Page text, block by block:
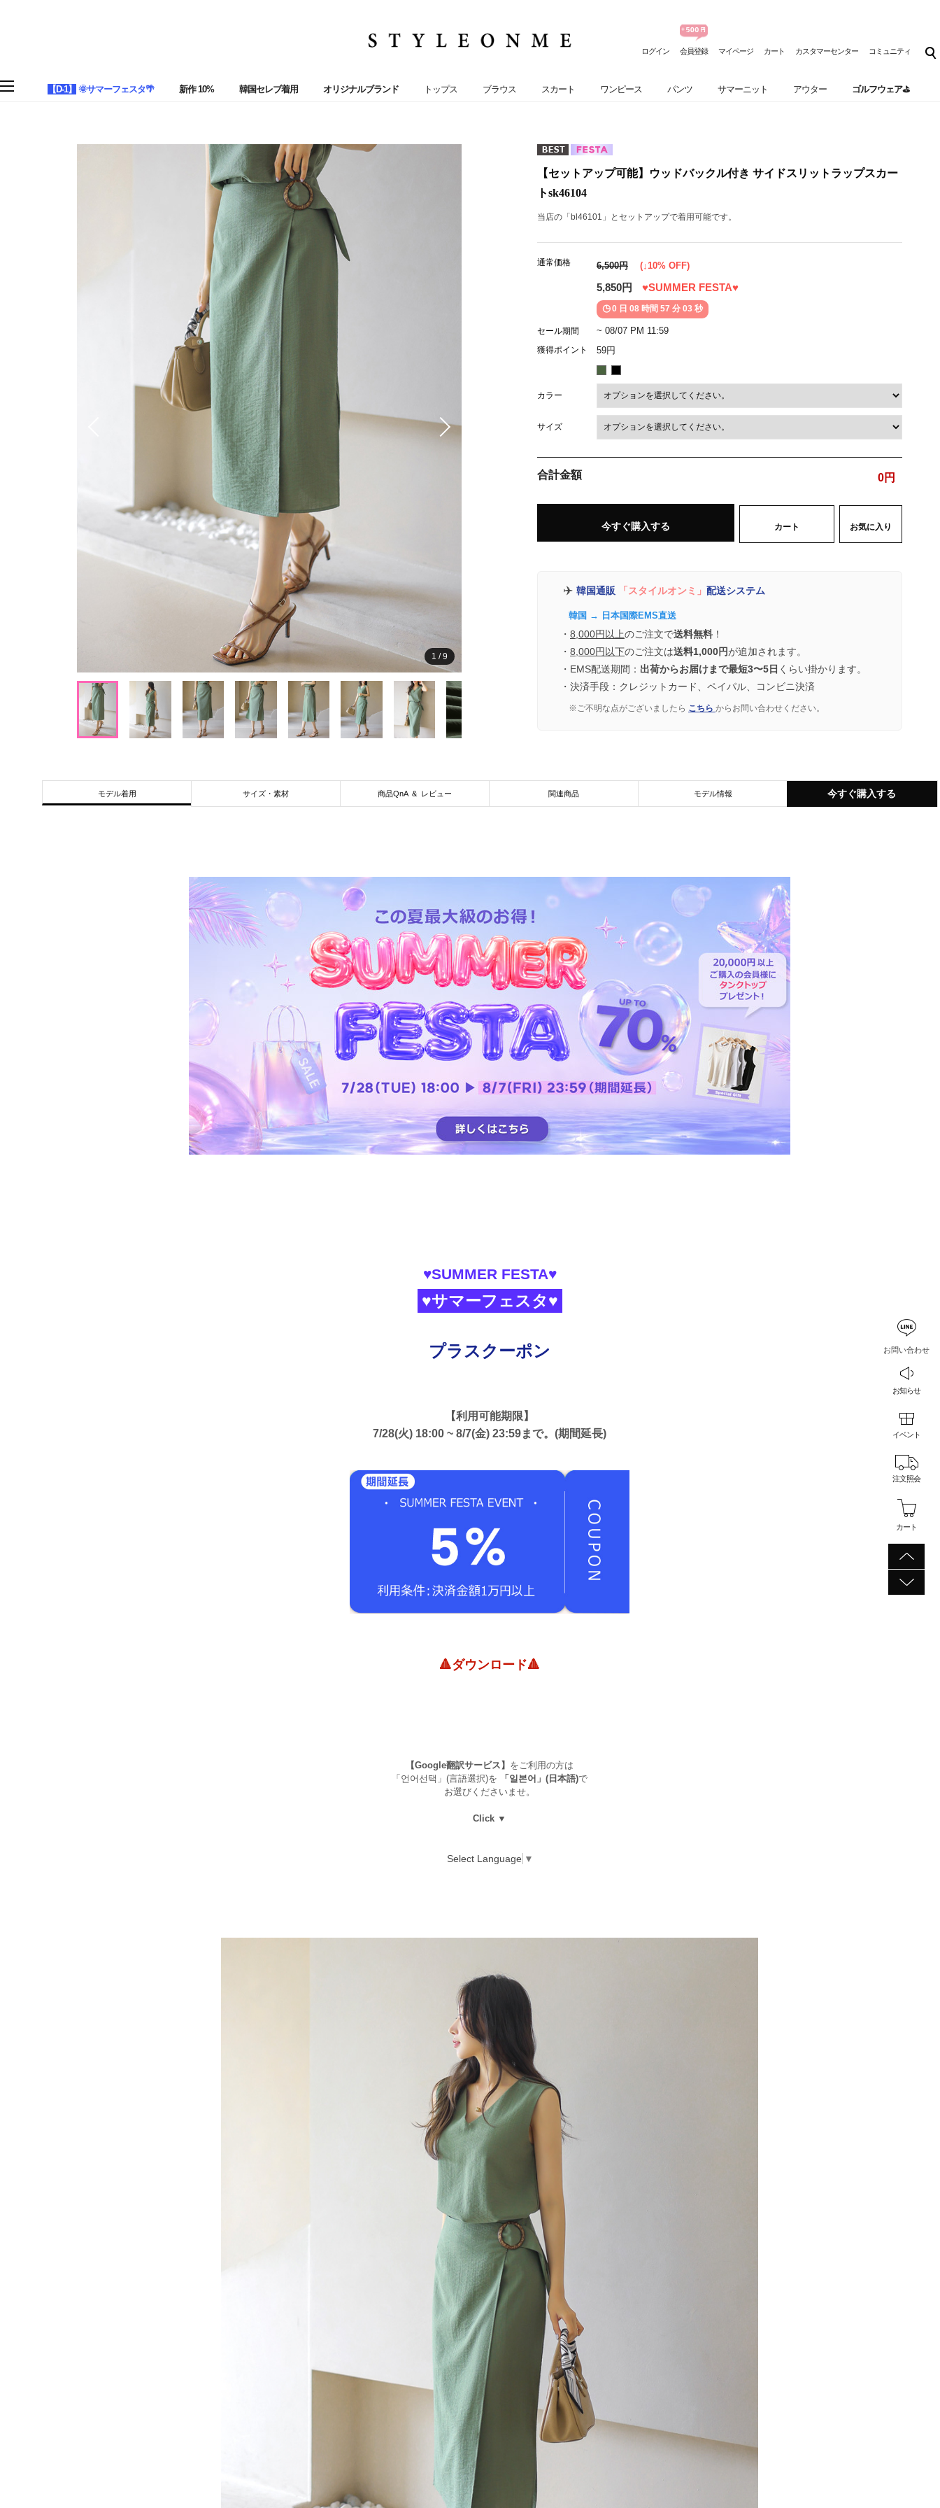
ログイン 会員登録 マイページ カート カスタマーセンター コミュニティ
【D-1】 🌞サマーフェスタ🌴 新作 10% 韓国セレブ着用 オリジナルブランド トップス ブラウス スカート ワンピース パンツ サマーニット アウター ゴルフウェア⛳
お問い合わせ
お知らせ
イベント
注文照会
カート
1 /9
【セットアップ可能】ウッドバックル付き サイドスリットラップスカー
トsk46104
当店の「bl46101」とセットアップで着用可能です。
通常価格 6,500円 (↓10% OFF)
5,850円 ♥SUMMER FESTA♥
0 日 08 時間 57 分 02 秒
セール期間 ~ 08/07 PM 11:59
獲得ポイント 59円
カラー
サイズ
合計金額 0円
今すぐ購入する カート お気に入り
✈️ 韓国通販 「スタイルオンミ」 配送システム
韓国 → 日本国際EMS直送
・ 8,000円以上のご注文で送料無料 ！
・ 8,000円以下のご注文は送料1,000円が追加されます。
・EMS配送期間： 出荷からお届けまで最短3〜5日 くらい掛かります。
・決済手段：クレジットカード、ペイパル、コンビニ決済
※ご不明な点がございましたら こちら からお問い合わせください。
モデル着用 サイズ・素材 商品QnA & レビュー 関連商品 モデル情報 今すぐ購入する
♥SUMMER FESTA♥
♥サマーフェスタ♥
プラスクーポン
【利用可能期限】
7/28(火) 18:00 ~ 8/7(金) 23:59まで。(期間延長)
🔺ダウンロード🔺
【Google翻訳サービス】 をご利用の方は
「언어선택」(言語選択)を
「일본어」(日本語)で
お選びくださいませ。
Click ▼
Select Language ▼